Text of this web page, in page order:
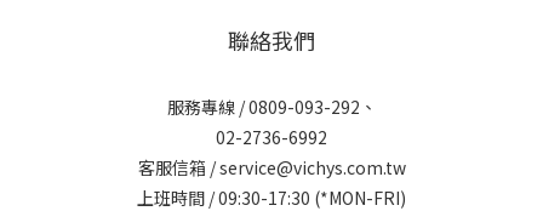
聯絡我們
服務專線 / 0809-093-292、
02-2736-6992
客服信箱 / service@vichys.com.tw
上班時間 / 09:30-17:30 (*MON-FRI)